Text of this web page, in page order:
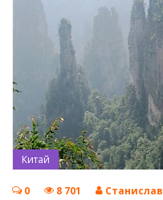
Китай
0 8 701 Станислав